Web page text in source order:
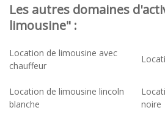
Les autres domaines
limousine" :
Location de limousine avec
chauffeur
Location de limousine lincoln
blanche
noire